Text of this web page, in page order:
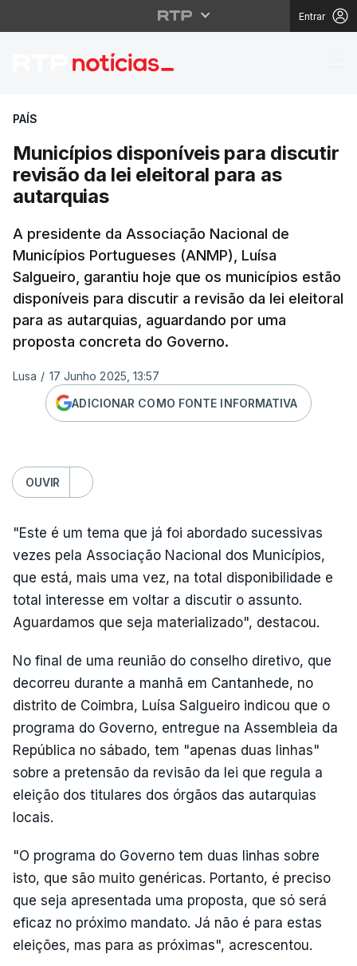
Entrar
Municípios
PAÍS
Municípios disponíveis para discutir
revisão da lei eleitoral para as
autarquias
A presidente da Associação Nacional de
Municípios Portugueses (ANMP), Luísa
Salgueiro, garantiu hoje que os municípios estão
disponíveis para discutir a revisão da lei eleitoral
para as autarquias, aguardando por uma
proposta concreta do Governo.
Lusa / 17 Junho 2025, 13:57
ADICIONAR COMO FONTE INFORMATIVA
OUVIR
"Este é um tema que já foi abordado sucessivas
vezes pela Associação Nacional dos Municípios,
que está, mais uma vez, na total disponibilidade e
total interesse em voltar a discutir o assunto.
Aguardamos que seja materializado", destacou.
No final de uma reunião do conselho diretivo, que
decorreu durante a manhã em Cantanhede, no
distrito de Coimbra, Luísa Salgueiro indicou que o
programa do Governo, entregue na Assembleia da
República no sábado, tem "apenas duas linhas"
sobre a pretensão da revisão da lei que regula a
eleição dos titulares dos órgãos das autarquias
locais.
"O programa do Governo tem duas linhas sobre
isto, que são muito genéricas. Portanto, é preciso
que seja apresentada uma proposta, que só será
eficaz no próximo mandato. Já não é para estas
eleições, mas para as próximas", acrescentou.